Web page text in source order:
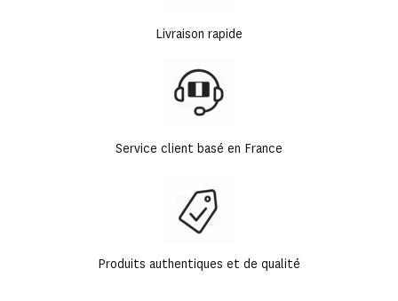
Livraison rapide
Service client basé en France
Produits authentiques et de qualité